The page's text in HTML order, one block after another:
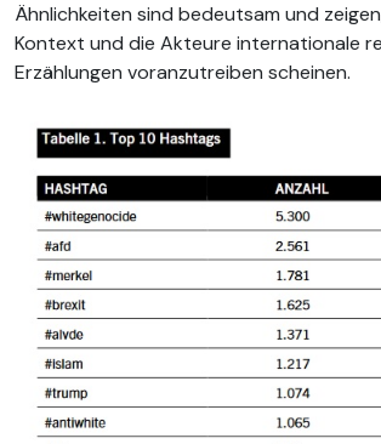
Ähnlichkeiten sind bedeutsam und
Kontext und die Akteure internationale
Erzählungen voranzutreiben scheinen.